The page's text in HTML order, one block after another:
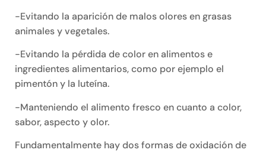
-Evitando la aparición de malos olores en grasas
animales y vegetales.
-Evitando la pérdida de color en alimentos e
ingredientes alimentarios, como por ejemplo el
pimentón y la luteína.
-Manteniendo el alimento fresco en cuanto a color,
sabor, aspecto y olor.
Fundamentalmente hay dos formas de oxidación de